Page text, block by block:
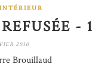
- 1
2010
Brouillaud